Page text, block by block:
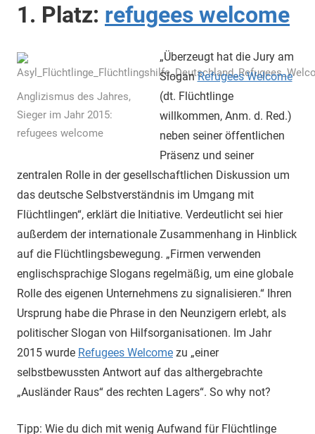
1. Platz: refugees welcome
Anglizismus des Jahres,
Sieger im Jahr 2015:
refugees welcome
„Überzeugt hat die Jury am
SloganRefugees Welcome
(dt. Flüchtlinge
willkommen, Anm. d. Red.)
neben seiner öffentlichen
Präsenz und seiner
zentralen Rolle in der gesellschaftlichen Diskussion um
das deutsche Selbstverständnis im Umgang mit
Flüchtlingen“, erklärt die Initiative. Verdeutlicht sei hier
außerdem der internationale Zusammenhang in Hinblick
auf die Flüchtlingsbewegung. „Firmen verwenden
englischsprachige Slogans regelmäßig, um eine globale
Rolle des eigenen Unternehmens zu signalisieren.“ Ihren
Ursprung habe die Phrase in den Neunzigern erlebt, als
politischer Slogan von Hilfsorganisationen. Im Jahr
2015 wurde Refugees Welcome zu „einer
selbstbewussten Antwort auf das althergebrachte
„Ausländer Raus“ des rechten Lagers“. So why not?
Tipp: Wie du dich mit wenig Aufwand für Flüchtlinge